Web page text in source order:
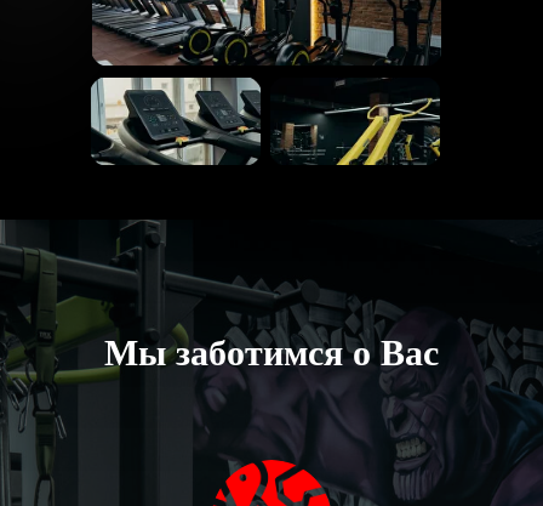
Мы заботимся о Вас